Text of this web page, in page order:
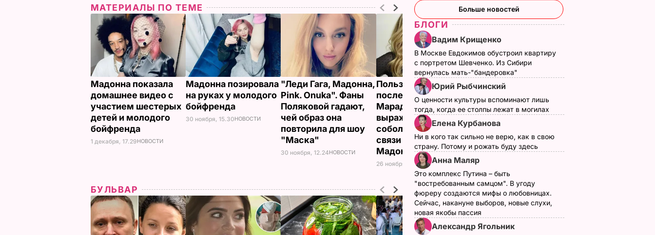
МАТЕРИАЛЫ ПО ТЕМЕ
Мадонна показала
домашнее видео с
участием шестерых
детей и молодого
бойфренда
1 декабря, 17.29НОВОСТИ
Мадонна позировала
на руках у молодого
бойфренда
30 ноября, 15.30НОВОСТИ
"Леди Гага, Мадонна,
Pink. Onuka". Фаны
Поляковой гадают,
чей образ она
повторила для шоу
"Маска"
30 ноября, 12.24НОВОСТИ
Пользователи Twitter
после смерти
Марадоны
выражают
соболезнования в
связи с "кончиной"
Мадонны
26 ноября, 18.03НОВОСТИ
БУЛЬВАР
Больше новостей
БЛОГИ
Вадим Крищенко
В Москве Евдокимов обустроил квартиру
с портретом Шевченко. Из Сибири
вернулась мать-"бандеровка"
Юрий Рыбчинский
О ценности культуры вспоминают лишь
тогда, когда ее столпы лежат в могилах
Елена Курбанова
Ни в кого так сильно не верю, как в свою
страну. Потому и рожать буду здесь
Анна Маляр
Это комплекс Путина – быть
"востребованным самцом". В угоду
фюреру создаются мифы о любовницах.
Сейчас, накануне выборов, новые слухи,
новая якобы пассия
Александр Ягольник